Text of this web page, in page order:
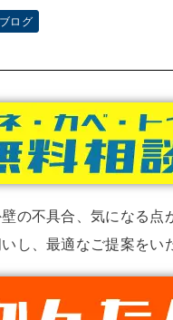
ログ
の不具合、気になる
し、最適なご提案をい